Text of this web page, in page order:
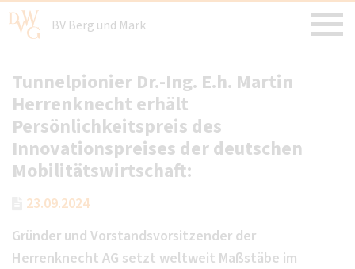
BV Berg und Mark
Tunnelpionier Dr.-Ing. E.h. Martin
Herrenknecht erhält
Persönlichkeitspreis des
Innovationspreises der deutschen
Mobilitätswirtschaft:
23.09.2024
Gründer und Vorstandsvorsitzender der
Herrenknecht AG setzt weltweit Maßstäbe im